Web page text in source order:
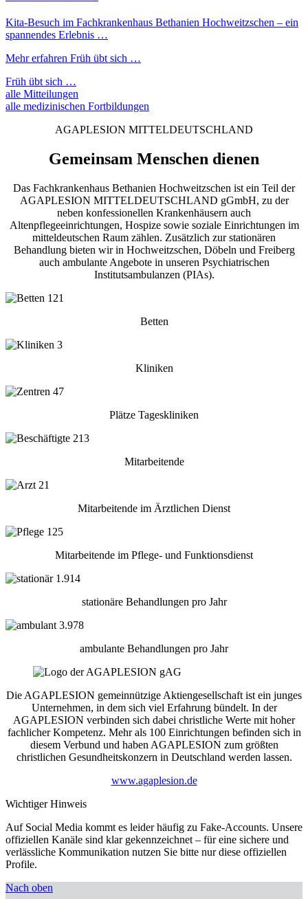
Kita-Besuch im Fachkrankenhaus Bethanien Hochweitzschen – ein
spannendes Erlebnis …
Mehr erfahren Früh übt sich …
Früh übt sich …
alle Mitteilungen
alle medizinischen Fortbildungen
AGAPLESION MITTELDEUTSCHLAND
Gemeinsam Menschen dienen
Das Fachkrankenhaus Bethanien Hochweitzschen ist ein Teil der
AGAPLESION MITTELDEUTSCHLAND gGmbH, zu der
neben konfessionellen Krankenhäusern auch
Altenpflegeeinrichtungen, Hospize sowie soziale Einrichtungen im
mitteldeutschen Raum zählen. Zusätzlich zur stationären
Behandlung bieten wir in Hochweitzschen, Döbeln und Freiberg
auch ambulante Angebote in unseren Psychiatrischen
Institutsambulanzen (PIAs).
121
Betten
3
Kliniken
47
Plätze Tageskliniken
213
Mitarbeitende
21
Mitarbeitende im Ärztlichen Dienst
125
Mitarbeitende im Pflege- und Funktionsdienst
1.914
stationäre Behandlungen pro Jahr
3.978
ambulante Behandlungen pro Jahr
Die AGAPLESION gemeinnützige Aktiengesellschaft ist ein junges
Unternehmen, in dem sich viel Erfahrung bündelt. In der
AGAPLESION verbinden sich dabei christliche Werte mit hoher
fachlicher Kompetenz. Mehr als 100 Einrichtungen befinden sich in
diesem Verbund und haben AGAPLESION zum größten
christlichen Gesundheitskonzern in Deutschland werden lassen.
www.agaplesion.de
Wichtiger Hinweis
Auf Social Media kommt es leider häufig zu Fake-Accounts. Unsere
offiziellen Kanäle sind klar gekennzeichnet – für eine sichere und
verlässliche Kommunikation nutzen Sie bitte nur diese offiziellen
Profile.
Nach oben